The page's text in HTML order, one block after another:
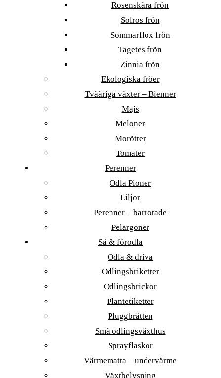
Rosenskära frön
Solros frön
Sommarflox frön
Tagetes frön
Zinnia frön
Ekologiska fröer
Tvååriga växter – Bienner
Majs
Meloner
Morötter
Tomater
Perenner
Odla Pioner
Liljor
Perenner – barrotade
Pelargoner
Så & förodla
Odla & driva
Odlingsbriketter
Odlingsbrickor
Plantetiketter
Pluggbrätten
Små odlingsväxthus
Sprayflaskor
Värmematta – undervärme
Växtbelysning